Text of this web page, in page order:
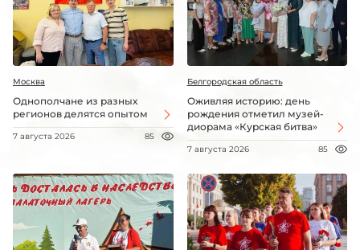
Москва
Однополчане из разных
регионов делятся опытом
7 августа 2026 85
Белгородская область
Оживляя историю: день
рождения отметил музей-
диорама «Курская битва»
7 августа 2026 85